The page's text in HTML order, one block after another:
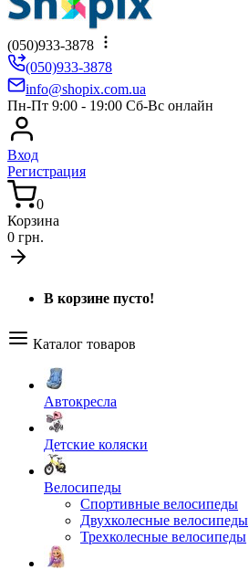
(050)933-3878
(050)933-3878
info@shopix.com.ua
Пн-Пт 9:00 - 19:00 Сб-Вс онлайн
Вход
Регистрация
0
Корзина
0 грн.
В корзине пусто!
Каталог товаров
Автокресла
Детские коляски
Велосипеды
Спортивные велосипеды
Двухколесные велосипеды
Трехколесные велосипеды